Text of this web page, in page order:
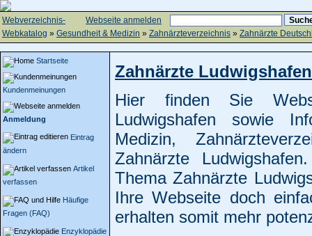
Webseite anmelden
Webverzeichnis-
Webkatalog » Gesundheit & Medizin » Zahnärzteverzeichnis » Zahnärzte
Startseite
Kundenmeinungen
Anmeldung
Eintrag
ändern
Artikel
verfassen
Häufige
Fragen (FAQ)
Enzyklopädie
Zahnärzte Ludwigshafen
Hier finden Sie
Ludwigshafen sowie
Medizin,
Zahnärzte
Thema Zahnärzte
Ihre Webseite doch
erhalten somit mehr